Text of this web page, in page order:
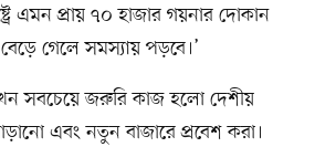
এমন প্রায় ৭০ হাজার গয়নার দোকান
গেলে সমস্যায় পড়বে।’
সবচেয়ে জরুরি কাজ হলো দেশীয়
এবং নতুন বাজারে প্রবেশ করা।